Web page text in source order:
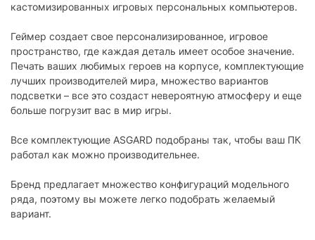
кастомизированных игровых персональных компьютеров.
Геймер создает свое персонализированное, игровое
пространство, где каждая деталь имеет особое значение.
Печать ваших любимых героев на корпусе, комплектующие
лучших производителей мира, множество вариантов
подсветки – все это создаст невероятную атмосферу и еще
больше погрузит вас в мир игры.
Все комплектующие ASGARD подобраны так, чтобы ваш ПК
работал как можно производительнее.
Бренд предлагает множество конфигураций модельного
ряда, поэтому вы можете легко подобрать желаемый
вариант.